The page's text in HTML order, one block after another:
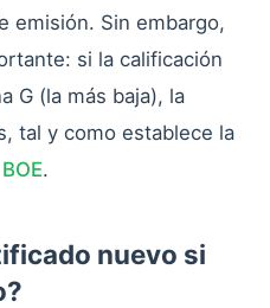
emisión. Sin embargo,
si la calificación
G (la más baja), la
tal y como establece la
BOE.
nuevo si